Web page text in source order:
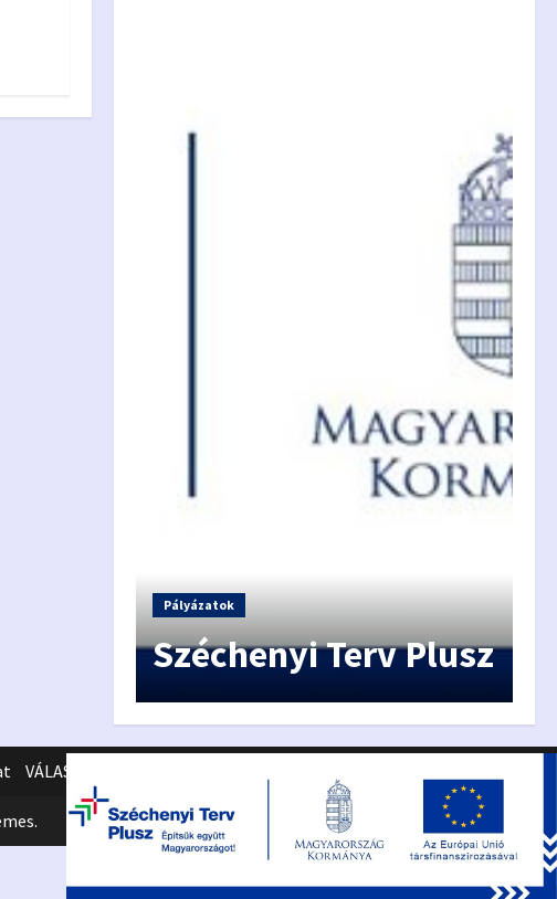
Pályázatok
Széchenyi Terv Plusz
VÁLASZTÁSI INFORMÁCIÓK